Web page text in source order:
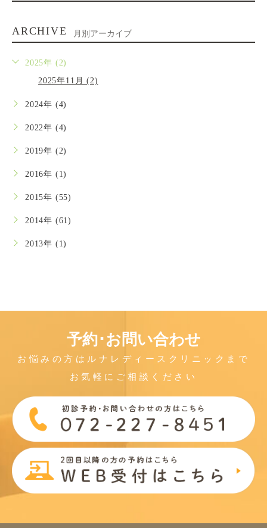
ARCHIVE 月別アーカイブ
2025年 (2)
2025年11月 (2)
2024年 (4)
2022年 (4)
2019年 (2)
2016年 (1)
2015年 (55)
2014年 (61)
2013年 (1)
予約･お問い合わせ
お悩みの方はルナレディースクリニックまで
お気軽にご相談ください